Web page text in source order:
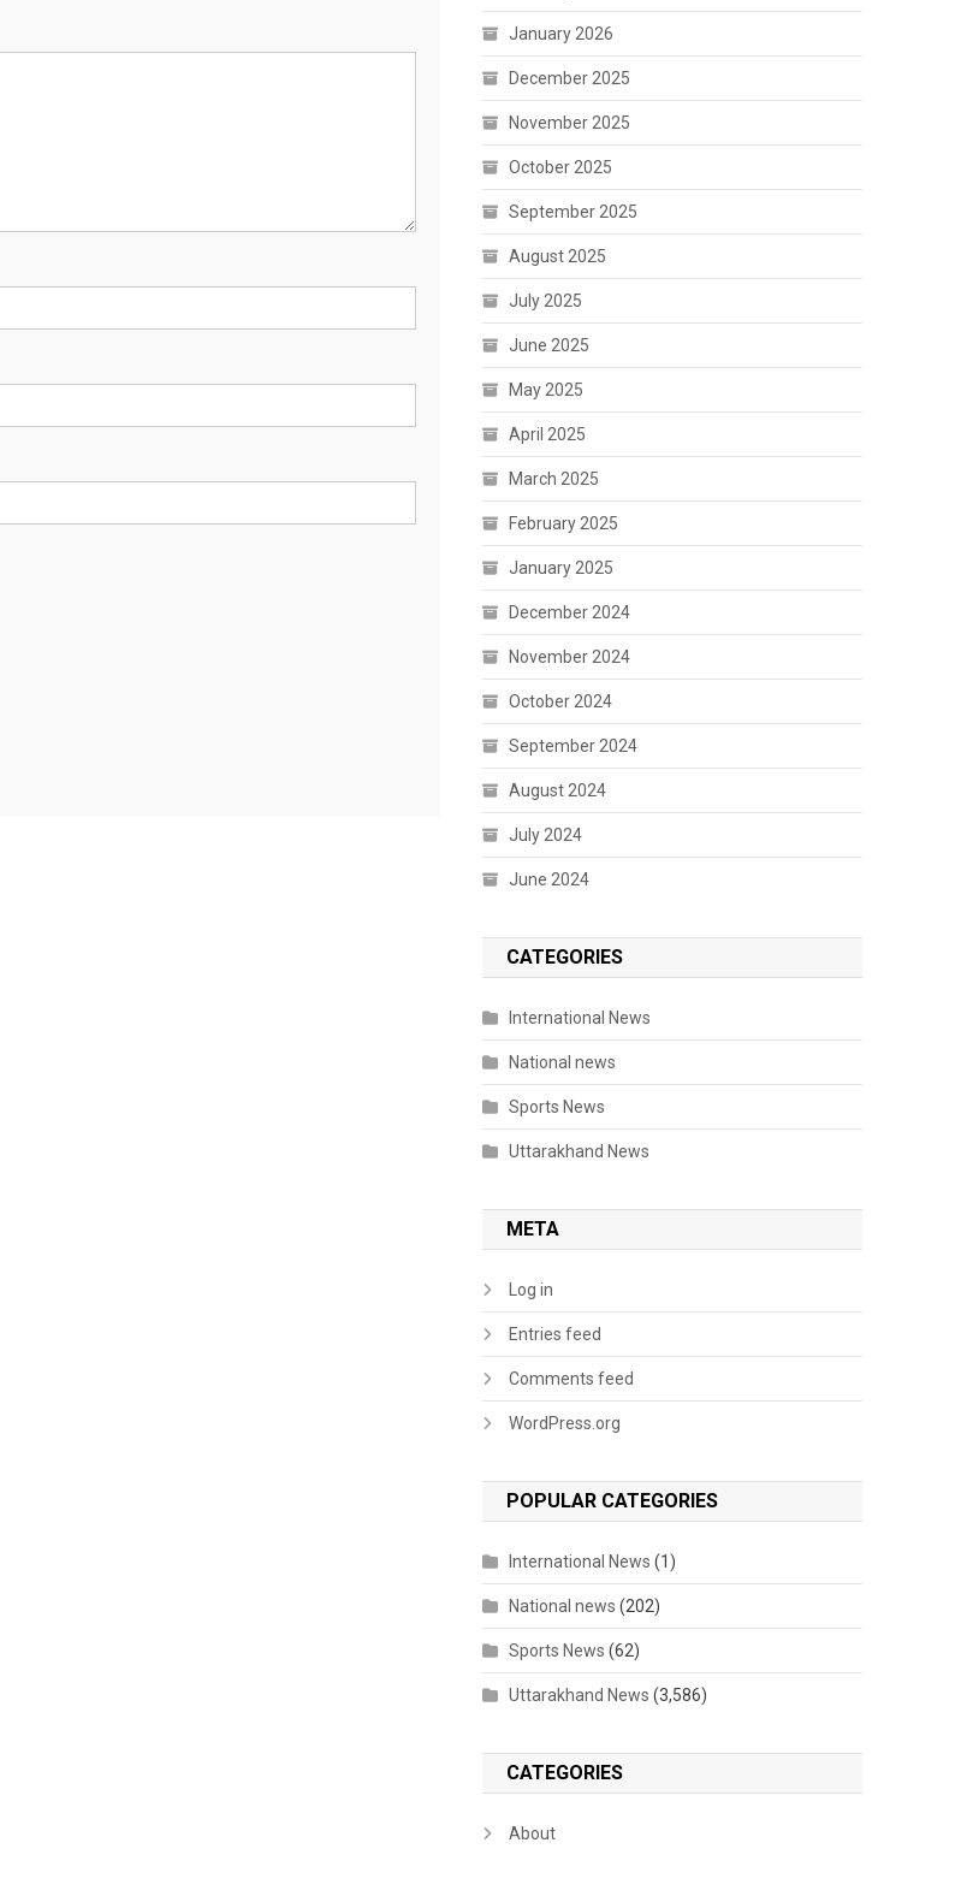
January 2026
December 2025
November 2025
October 2025
September 2025
August 2025
July 2025
June 2025
May 2025
April 2025
March 2025
February 2025
January 2025
December 2024
November 2024
October 2024
September 2024
August 2024
July 2024
June 2024
CATEGORIES
International News
National news
Sports News
Uttarakhand News
META
Log in
Entries feed
Comments feed
WordPress.org
POPULAR CATEGORIES
International News (1)
National news (202)
Sports News (62)
Uttarakhand News (3,586)
CATEGORIES
About